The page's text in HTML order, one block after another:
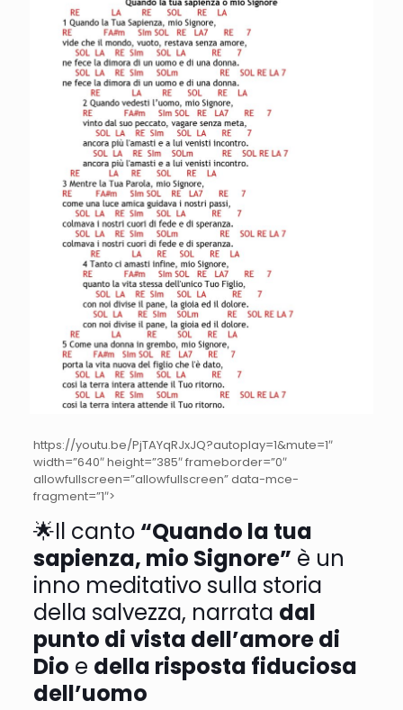
https://youtu.be/PjTAYqRJxJQ?autoplay=1&mute=1″
width=”640″ height=”385″ frameborder=”0″
allowfullscreen=”allowfullscreen” data-mce-
fragment=”1″>
🌟Il canto “Quando la tua
sapienza, mio Signore” è un
inno meditativo sulla storia
della salvezza, narrata dal
punto di vista dell’amore di
Dio e della risposta fiduciosa
dell’uomo